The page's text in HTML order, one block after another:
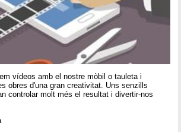
vídeos amb el nostre mòbil o tauleta i
obres d'una gran creativitat. Uns senzills
controlar molt més el resultat i divertir-nos